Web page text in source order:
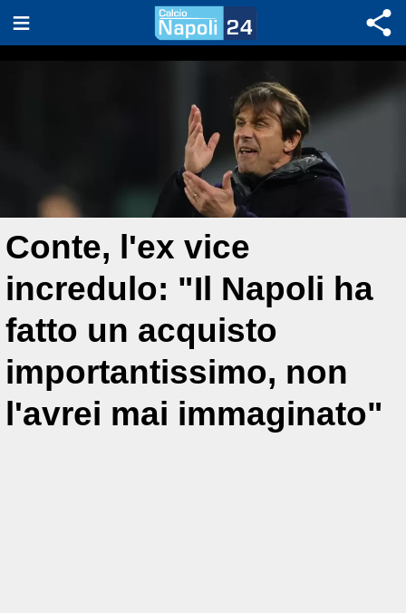
Conte, l'ex vice
incredulo: "Il Napoli ha
fatto un acquisto
importantissimo, non
l'avrei mai immaginato"